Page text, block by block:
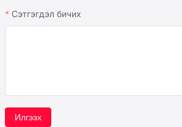
Сэтгэгдэл бичих
Илгээх